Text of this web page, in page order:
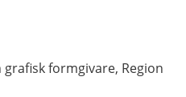
formgivare, Region